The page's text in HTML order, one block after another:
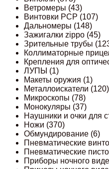
Ветромеры (43)
Винтовки PCP (107)
Дальномеры (148)
Зажигалки zippo (45)
Зрительные трубы
Коллиматорные
Крепления для
ЛУПЫ (1)
Макеты оружия (1)
Металлоискатели (120)
Микроскопы (78)
Монокуляры (37)
Наушники и очки для
Ножи (370)
Обмундирование (6)
Пневматические
Пневматические
Приборы ночного